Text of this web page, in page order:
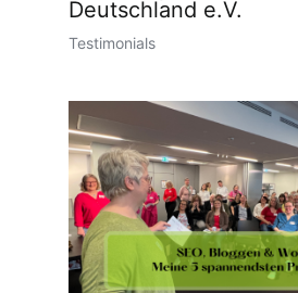
Deutschland e.V.
Testimonials